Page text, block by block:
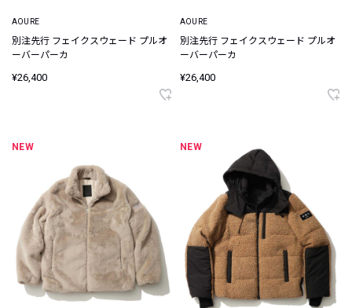
AOURE
別注先行 フェイクスウェード プルオ
ーバーパーカ
¥26,400
AOURE
別注先行 フェイクスウェード プルオ
ーバーパーカ
¥26,400
NEW NEW